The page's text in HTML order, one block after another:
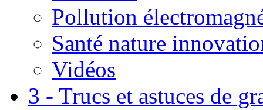
Pollution
Santé nature
Vidéos
3 - Trucs et astuces de